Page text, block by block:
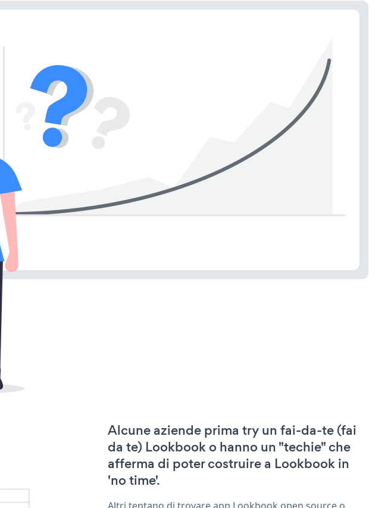
Alcune aziende prima try un fai-da-te (fai
da te) Lookbook o hanno un "techie" che
afferma di poter costruire a Lookbook in
'no time'.